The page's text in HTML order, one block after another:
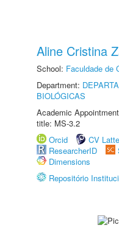
Aline Cristina
School: Faculdade de
Department:
BIOLÓGICAS
Academic
title: MS-3.2
Orcid
CV
ResearcherID
Dimensions
Repositório